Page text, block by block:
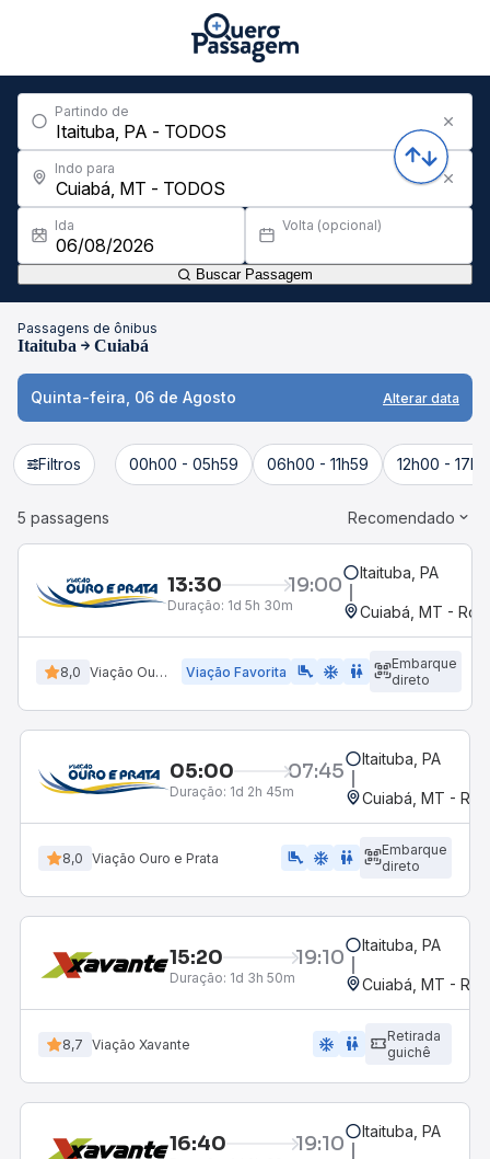
Partindo de
Indo para
Ida Volta (opcional)
Buscar Passagem
Passagens de ônibus
Itaituba Cuiabá
Quinta-feira, 06 de Agosto Alterar data
Filtros 00h00 - 05h59 06h00 - 11h59 12h00 -
5 passagens Recomendado
13:30 19:00
Duração: 1d 5h 30m
Itaituba, PA
Cuiabá, MT -
8,0 Viação Ouro e Prata Viação Favorita airline_seat_legroom_extra ac_unit WC
Embarque
direto
05:00 07:45
Duração: 1d 2h 45m
Itaituba, PA
Cuiabá, MT -
8,0 Viação Ouro e Prata airline_seat_legroom_extra ac_unit WC
Embarque
direto
15:20 19:10
Duração: 1d 3h 50m
Itaituba, PA
Cuiabá, MT -
8,7 Viação Xavante ac_unit wc
Retirada
guichê
16:40 19:10 Itaituba, PA